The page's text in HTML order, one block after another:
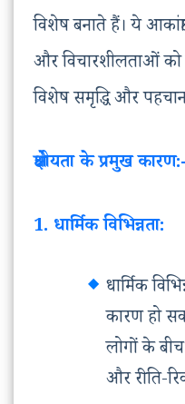
विशेष बनाते हैं। ये
और विचारशीलताओं को
विशेष समृद्धि और
क्षेत्रीयता के प्रमुख कारण:-
1. धार्मिक विभिन्नता:
धार्मिक
कारण हो
लोगों के
और रीति-